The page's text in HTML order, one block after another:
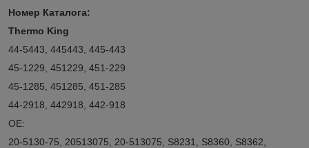
Номер Каталога:
Thermo King
44-5443, 445443, 445-443
45-1229, 451229, 451-229
45-1285, 451285, 451-285
44-2918, 442918, 442-918
OE:
20-5130-75, 20513075, 20-513075, S8231, S8360, S8362,